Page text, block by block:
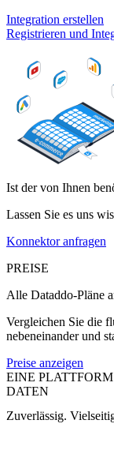
Integration erstellen
Registrieren und
Ist der von Ihnen
Lassen Sie es uns
Konnektor anfragen
PREISE
Alle Dataddo-Pläne
Vergleichen Sie die
nebeneinander und
Preise anzeigen
EINE
DATEN
Zuverlässig.